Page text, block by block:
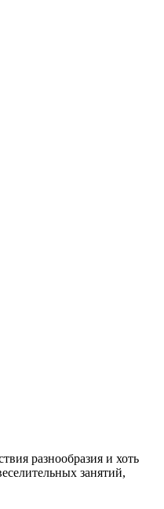
разнообразия и хоть
занятий,